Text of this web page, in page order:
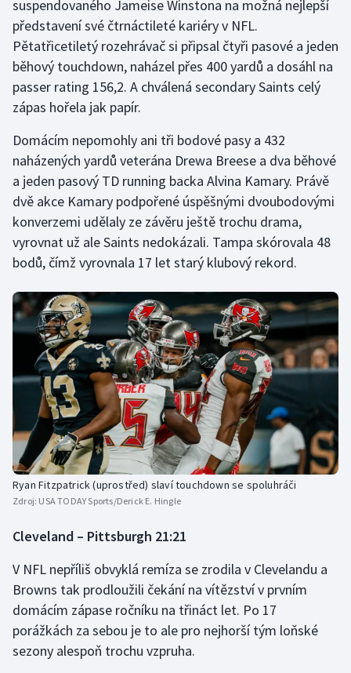
suspendovaného Jameise Winstona na možná nejlepší
představení své čtrnáctileté kariéry v NFL.
Pětatřicetiletý rozehrávač si připsal čtyři pasové a jeden
běhový touchdown, naházel přes 400 yardů a dosáhl na
passer rating 156,2. A chválená secondary Saints celý
zápas hořela jak papír.
Domácím nepomohly ani tři bodové pasy a 432
naházených yardů veterána Drewa Breese a dva běhové
a jeden pasový TD running backa Alvina Kamary. Právě
dvě akce Kamary podpořené úspěšnými dvoubodovými
konverzemi udělaly ze závěru ještě trochu drama,
vyrovnat už ale Saints nedokázali. Tampa skórovala 48
bodů, čímž vyrovnala 17 let starý klubový rekord.
Ryan Fitzpatrick (uprostřed) slaví touchdown se spoluhráči
Zdroj: USA TODAY Sports/Derick E. Hingle
Cleveland – Pittsburgh 21:21
V NFL nepříliš obvyklá remíza se zrodila v Clevelandu a
Browns tak prodloužili čekání na vítězství v prvním
domácím zápase ročníku na třináct let. Po 17
porážkách za sebou je to ale pro nejhorší tým loňské
sezony alespoň trochu vzpruha.